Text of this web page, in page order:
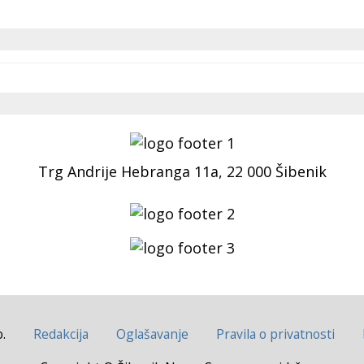
Trg Andrije Hebranga 11a, 22 000 Šibenik
Redakcija Oglašavanje Pravila o privatnosti